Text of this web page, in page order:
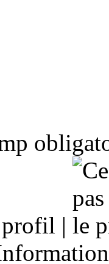
|